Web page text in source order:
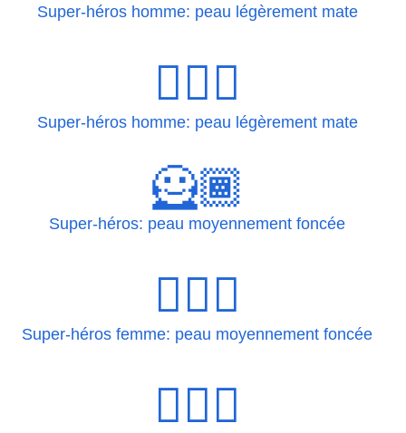
Super-héros homme: peau légèrement mate
🦸🏽‍♂️
Super-héros homme: peau légèrement mate
🦸🏾
Super-héros: peau moyennement foncée
🦸🏾‍♀
Super-héros femme: peau moyennement foncée
🦸🏾‍♀️